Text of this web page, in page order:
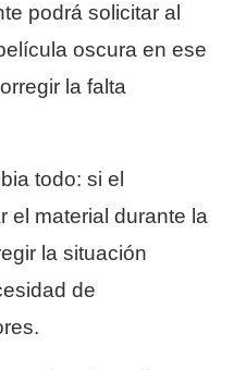
podrá solicitar al
oscura en ese
la falta
todo: si el
el material durante la
la situación
de